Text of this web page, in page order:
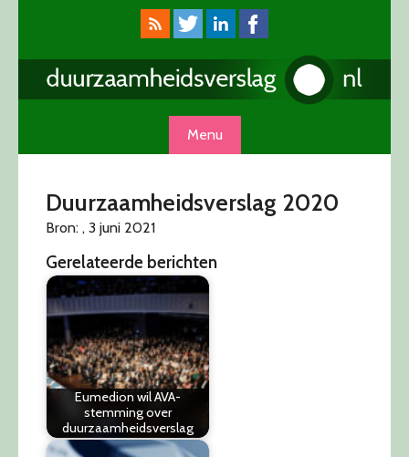
Menu
Duurzaamheidsverslag 2020
Bron: , 3 juni 2021
Gerelateerde berichten
Eumedion wil AVA-
stemming over
duurzaamheidsverslag